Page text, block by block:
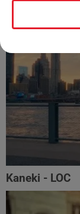
Franglish &
Kaneki - LOC